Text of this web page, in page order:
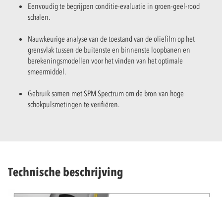
Eenvoudig te begrijpen conditie-evaluatie in groen-geel-rood
schalen.
Nauwkeurige analyse van de toestand van de oliefilm op het
grensvlak tussen de buitenste en binnenste loopbanen en
berekeningsmodellen voor het vinden van het optimale
smeermiddel.
Gebruik samen met SPM Spectrum om de bron van hoge
schokpulsmetingen te verifiëren.
Technische beschrijving